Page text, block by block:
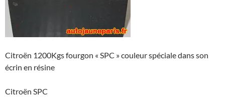
Citroën 1200Kgs fourgon « SPC » couleur spéciale dans son
écrin en résine
Citroën SPC